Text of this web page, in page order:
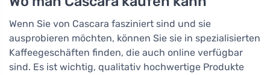
Wenn Sie von Cascara fasziniert sind und sie
ausprobieren möchten, können Sie sie in spezialisierten
Kaffeegeschäften finden, die auch online verfügbar
sind. Es ist wichtig, qualitativ hochwertige Produkte